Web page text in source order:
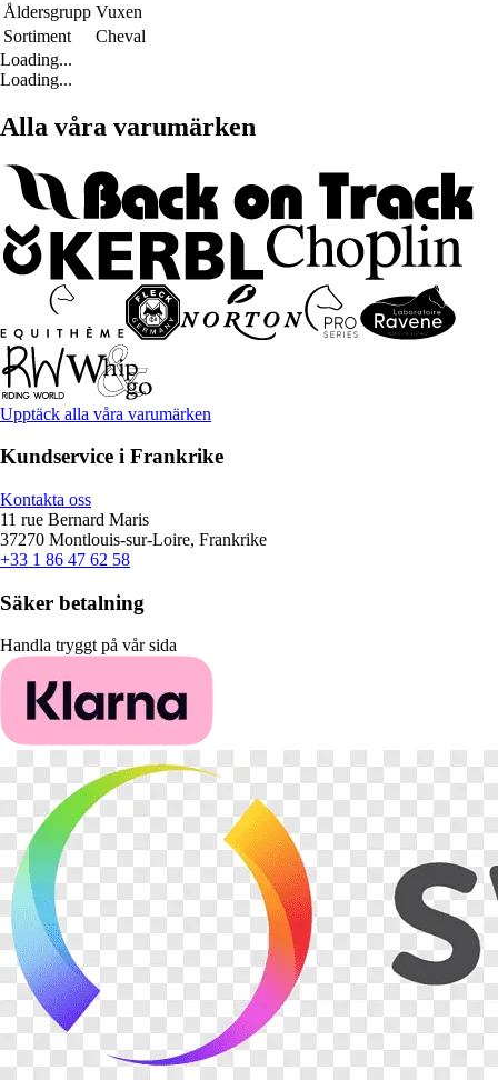
Åldersgrupp Vuxen
Sortiment
Cheval
Loading...
Loading...
Alla våra varumärken
Upptäck alla våra varumärken
Kundservice i Frankrike
Kontakta oss
11 rue Bernard Maris
37270 Montlouis-sur-Loire, Frankrike
+33 1 86 47 62 58
Säker betalning
Handla tryggt på vår sida